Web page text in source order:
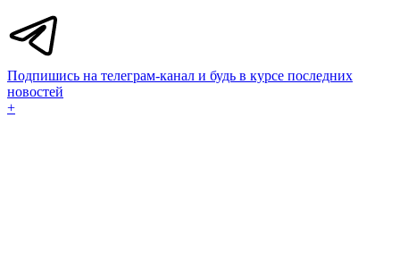
Подпишись на телеграм-канал и будь в курсе последних
новостей
+